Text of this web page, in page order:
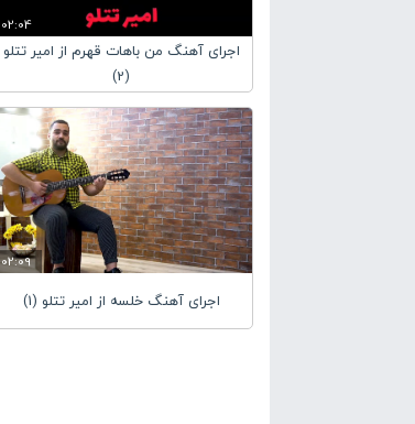
02:04
اجرای آهنگ من باهات قهرم از امیر تتلو
(2)
02:09
اجرای آهنگ خلسه از امیر تتلو (1)